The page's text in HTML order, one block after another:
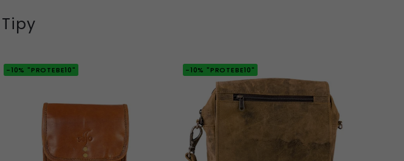
-10% "PROTEBE10" -10% "PROTEBE10"